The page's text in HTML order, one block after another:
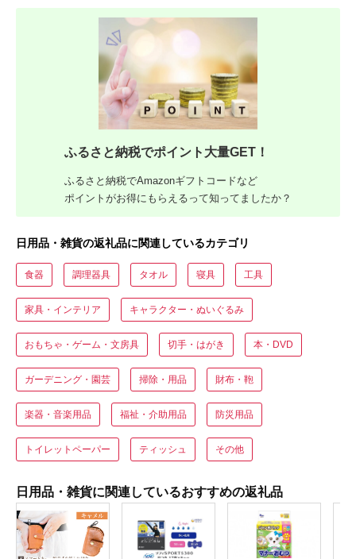
ふるさと納税でポイント大量GET！
ふるさと納税でAmazonギフトコードなど
ポイントがお得にもらえるって知ってましたか？
日用品・雑貨の返礼品に関連しているカテゴリ
食器 調理器具 タオル 寝具 工具
家具・インテリア キャラクター・ぬいぐるみ
おもちゃ・ゲーム・文房具 切手・はがき 本・DVD
ガーデニング・園芸 掃除・用品 財布・鞄
楽器・音楽用品 福祉・介助用品 防災用品
トイレットペーパー ティッシュ その他
日用品・雑貨に関連しているおすすめの返礼品